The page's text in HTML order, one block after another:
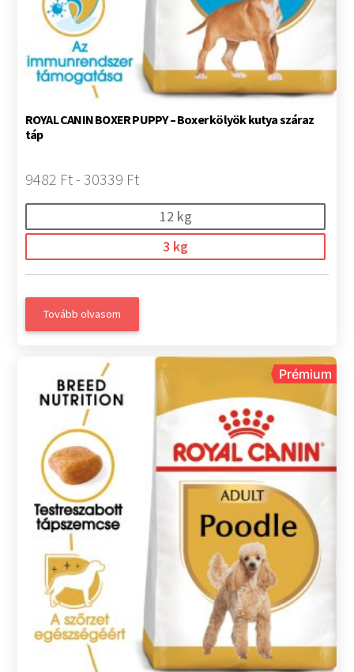
ROYAL CANIN BOXER PUPPY – Boxer kölyök kutya száraz
táp
9482 Ft - 30339 Ft
12 kg
3 kg
Tovább olvasom
Prémium